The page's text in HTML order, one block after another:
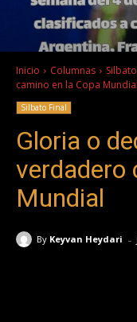
Inicio Columnas
camino en la Copa Mundial
Silbato Final
Gloria o
verdadero
Mundial
By Keyvan Heydari -